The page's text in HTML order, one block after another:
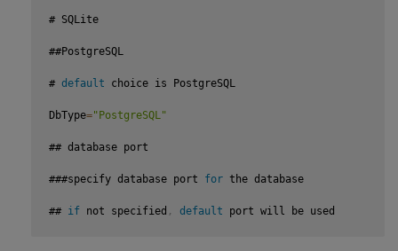
# SQLite
##PostgreSQL
# default choice is PostgreSQL
DbType="PostgreSQL"
## database port
###specify database port for the database
## if not specified , default port will be used